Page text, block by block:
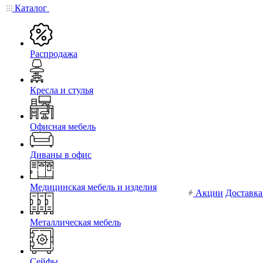
Каталог
Распродажа
Кресла и стулья
Офисная мебель
Диваны в офис
Медицинская мебель и изделия
Металлическая мебель
Акции